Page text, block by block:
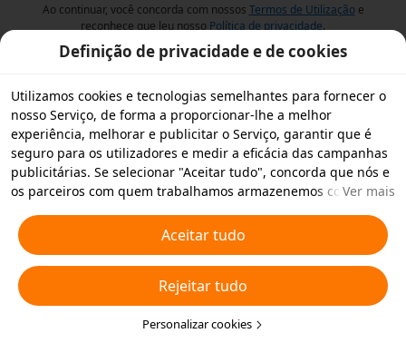
Ao continuar, você concorda com nossos Termos de Utilizaçãoe
reconhece que leu nosso Política de privacidade.
Definição de privacidade e de cookies
Utilizamos cookies e tecnologias semelhantes para fornecer o
nosso Serviço, de forma a proporcionar-lhe a melhor
experiência, melhorar e publicitar o Serviço, garantir que é
seguro para os utilizadores e medir a eficácia das campanhas
publicitárias. Se selecionar "Aceitar tudo", concorda que nós e
os parceiros com quem trabalhamos armazenemos cookies e
publicitários. Também pode "Rejeitar todos" os cookies não
essenciais ou escolher os tipos de cookies que pretende
aceitar ou desativar clicando em "Personalizar cookies" abaixo
ou em qualquer altura nas suas definições de privacidade.
Para obter mais informações, consulte a nossaPolítica relativa
a Cookies e Tecnologias Semelhantes.
Ver mais
Aceitar tudo
Rejeitar tudo
Personalizar cookies